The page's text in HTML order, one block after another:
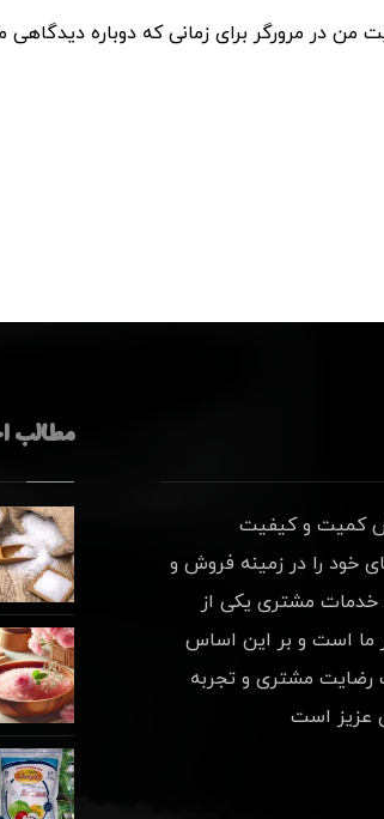
من در مرورگر برای زمانی که دوباره
کمیت و کیفیت
خود را در زمینه فروش و
خدمات مشتری یکی از
ما است و بر این اساس
رضایت مشتری و تجربه
عزیز است
مطالب